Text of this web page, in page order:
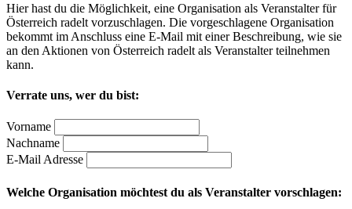
Hier hast du die Möglichkeit, eine Organisation als Veranstalter für
Österreich radelt vorzuschlagen. Die vorgeschlagene Organisation
bekommt im Anschluss eine E-Mail mit einer Beschreibung, wie sie
an den Aktionen von Österreich radelt als Veranstalter teilnehmen
kann.
Verrate uns, wer du bist:
Vorname
Nachname
E-Mail Adresse
Welche Organisation möchtest du als Veranstalter vorschlagen: